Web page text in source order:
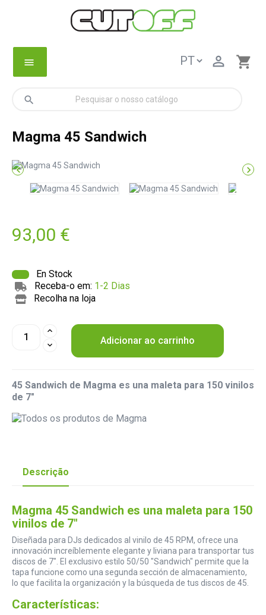
menu shopping_cart

search
Magma 45 Sandwich
 
93,00 €
En Stock
Receba-o em: 1-2 Dias
Recolha na loja
Adicionar ao carrinho
45 Sandwich de Magma es una maleta para 150 vinilos
de 7"
Descrição
Magma 45 Sandwich es una maleta para 150
vinilos de 7"
Diseñada para DJs dedicados al vinilo de 45 RPM, ofrece una
innovación increíblemente elegante y liviana para transportar tus
discos de 7". El exclusivo estilo 50/50 "Sandwich" permite que la
tapa funcione como una segunda sección de almacenamiento,
lo que facilita la organización y la búsqueda de tus discos de 45.
Características: